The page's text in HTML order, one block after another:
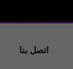
اتصل بنا